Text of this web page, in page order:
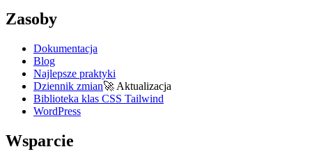
Zasoby
Dokumentacja
Blog
Najlepsze praktyki
Dziennik zmian🚀 Aktualizacja
Biblioteka klas CSS Tailwind
WordPress
Wsparcie